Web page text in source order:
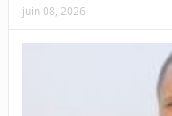
juin 08, 2026